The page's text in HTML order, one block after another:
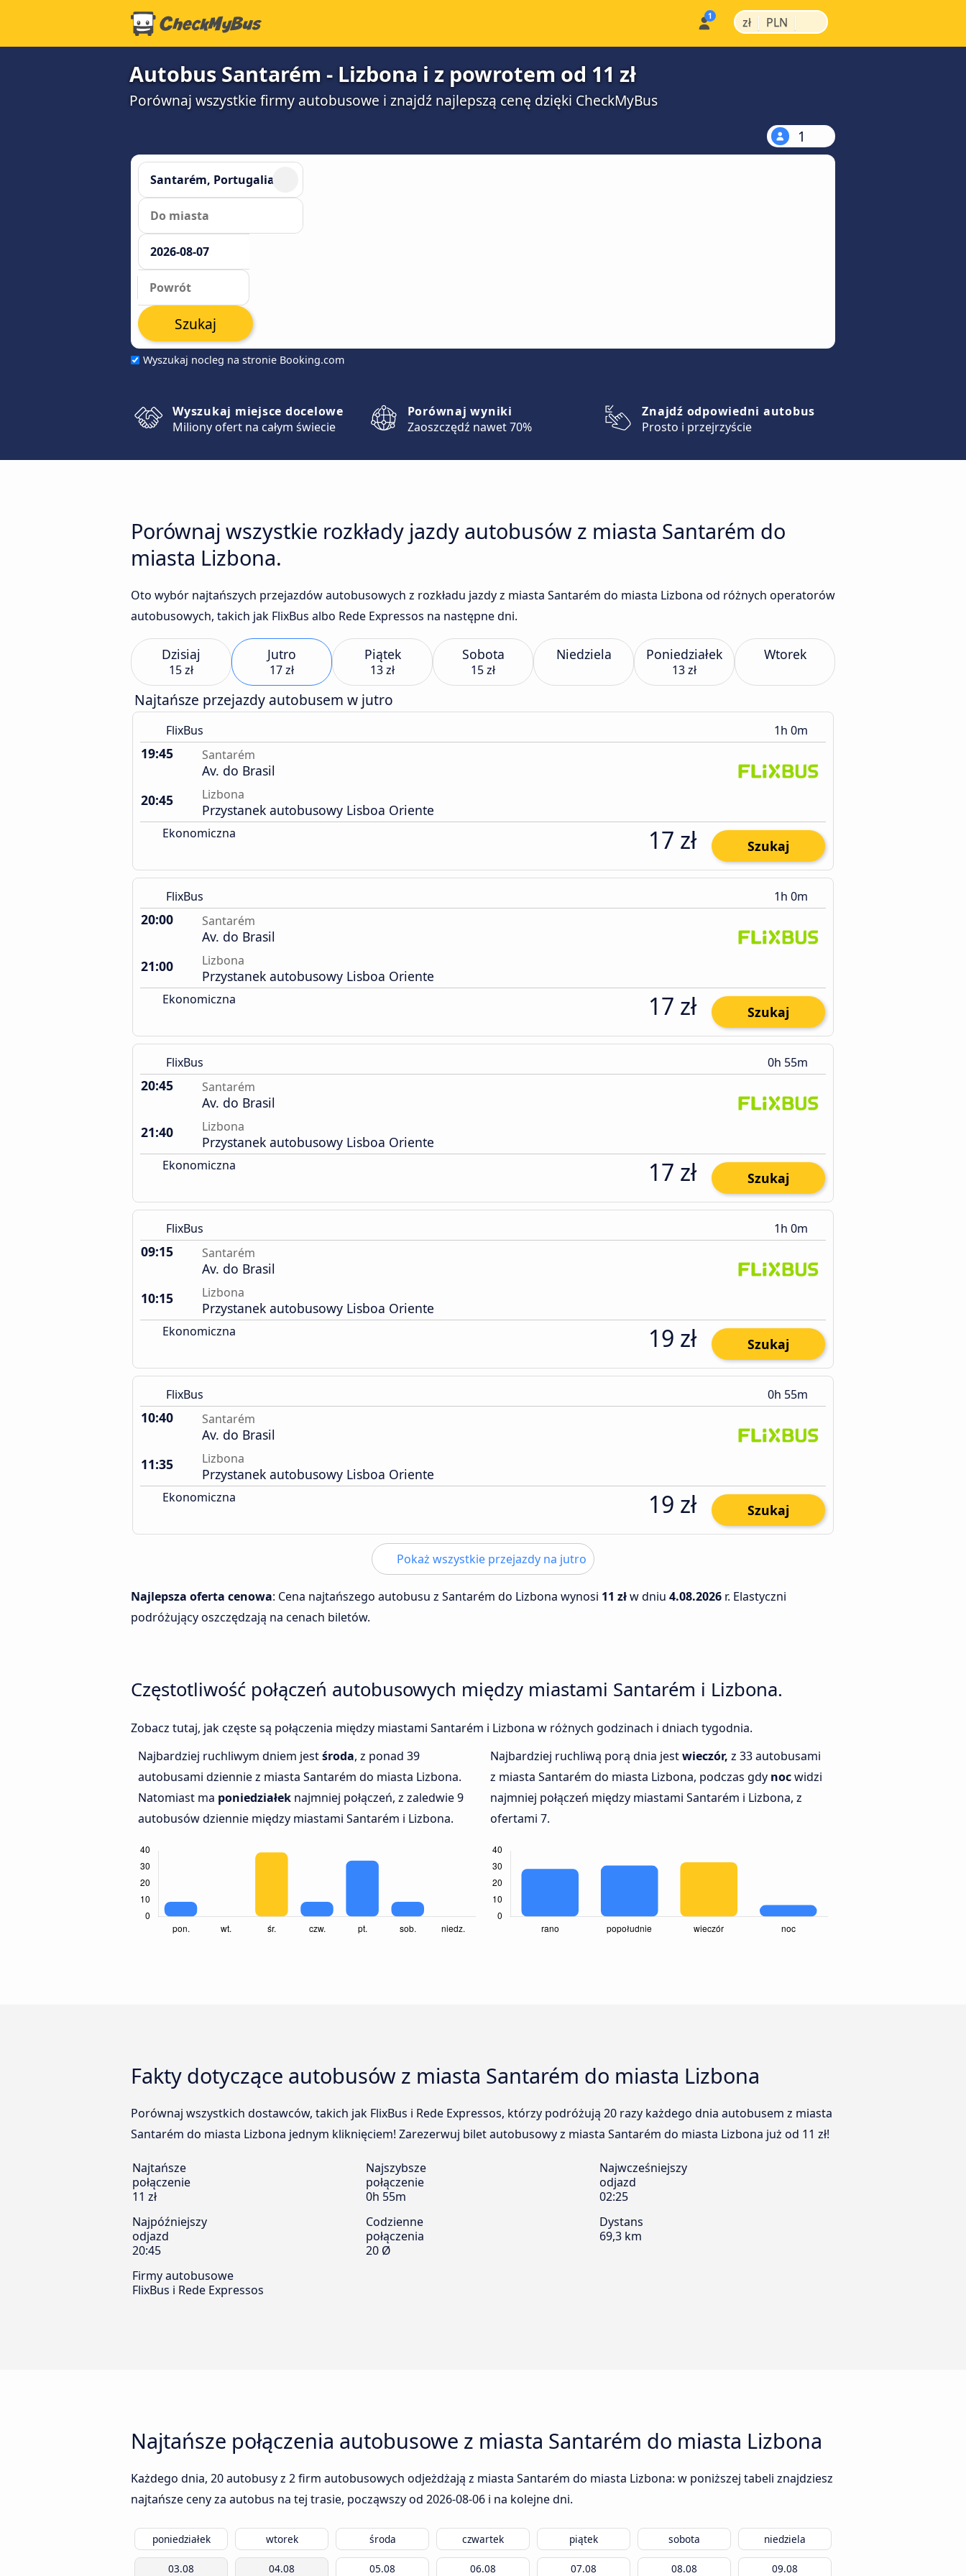
zł | PLN |
Autobus Santarém - Lizbona i z powrotem od 11 zł
Porównaj wszystkie firmy autobusowe i znajdź najlepszą cenę dzięki CheckMyBus
1
Wyszukaj nocleg na stronie Booking.com
Szukaj
Wyszukaj miejsce docelowe
Miliony ofert na całym świecie
Porównaj wyniki
Zaoszczędź nawet 70%
Znajdź odpowiedni autobus
Prosto i przejrzyście
Porównaj wszystkie rozkłady jazdy autobusów z miasta Santarém do
miasta Lizbona.
Oto wybór najtańszych przejazdów autobusowych z rozkładu jazdy z miasta Santarém do miasta Lizbona od różnych operatorów
autobusowych, takich jak FlixBus albo Rede Expressos na następne dni.
Dzisiaj
15 zł
Jutro
17 zł
Piątek
13 zł
Sobota
15 zł
Niedziela Poniedziałek
13 zł
Wtorek
Najtańsze przejazdy autobusem w jutro
FlixBus 1h 0m
19:45 Santarém
Av. do Brasil
20:45
Lizbona
Przystanek autobusowy Lisboa Oriente
Ekonomiczna 17 zł Szukaj
FlixBus 1h 0m
20:00 Santarém
Av. do Brasil
21:00
Lizbona
Przystanek autobusowy Lisboa Oriente
Ekonomiczna 17 zł Szukaj
FlixBus 0h 55m
20:45 Santarém
Av. do Brasil
21:40
Lizbona
Przystanek autobusowy Lisboa Oriente
Ekonomiczna 17 zł Szukaj
FlixBus 1h 0m
09:15 Santarém
Av. do Brasil
10:15
Lizbona
Przystanek autobusowy Lisboa Oriente
Ekonomiczna 19 zł Szukaj
FlixBus 0h 55m
10:40 Santarém
Av. do Brasil
11:35
Lizbona
Przystanek autobusowy Lisboa Oriente
Ekonomiczna 19 zł Szukaj
Pokaż wszystkie przejazdy na jutro
Najlepsza oferta cenowa: Cena najtańszego autobusu z Santarém do Lizbona wynosi 11 złw dniu 4.08.2026 r. Elastyczni
podróżujący oszczędzają na cenach biletów.
Częstotliwość połączeń autobusowych między miastami Santarém i Lizbona.
Zobacz tutaj, jak częste są połączenia między miastami Santarém i Lizbona w różnych godzinach i dniach tygodnia.
Najbardziej ruchliwym dniem jestśroda, z ponad 39
autobusami dziennie z miasta Santarém do miasta Lizbona.
Natomiast ma poniedziałek najmniej połączeń, z zaledwie 9
autobusów dziennie między miastami Santarém i Lizbona.
Najbardziej ruchliwą porą dnia jestwieczór, z 33 autobusami
z miasta Santarém do miasta Lizbona, podczas gdy nocwidzi
najmniej połączeń między miastami Santarém i Lizbona, z
ofertami 7.
Fakty dotyczące autobusów z miasta Santarém do miasta Lizbona
Porównaj wszystkich dostawców, takich jak FlixBus i Rede Expressos, którzy podróżują 20 razy każdego dnia autobusem z miasta
Santarém do miasta Lizbona jednym kliknięciem! Zarezerwuj bilet autobusowy z miasta Santarém do miasta Lizbona już od 11 zł!
Najtańsze
połączenie
11 zł
Najszybsze
połączenie
0h 55m
Najwcześniejszy
odjazd
02:25
Najpóźniejszy
odjazd
20:45
Codzienne
połączenia
20 Ø
Dystans
69,3 km
Firmy autobusowe
FlixBus i Rede Expressos
Najtańsze połączenia autobusowe z miasta Santarém do miasta Lizbona
Każdego dnia, 20 autobusy z 2 firm autobusowych odjeżdżają z miasta Santarém do miasta Lizbona: w poniższej tabeli znajdziesz
najtańsze ceny za autobus na tej trasie, począwszy od 2026-08-06 i na kolejne dni.
poniedziałek wtorek środa czwartek piątek sobota niedziela
03.08 04.08 05.08 06.08 07.08 08.08 09.08